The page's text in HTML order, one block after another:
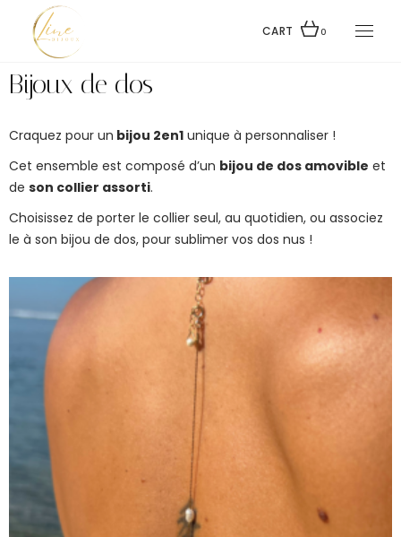
CART 0
Bijoux de dos
Craquez pour un bijou 2en1 unique à personnaliser !
Cet ensemble est composé d’un bijou de dos amovible et
de son collier assorti.
Choisissez de porter le collier seul, au quotidien, ou associez
le à son bijou de dos, pour sublimer vos dos nus !